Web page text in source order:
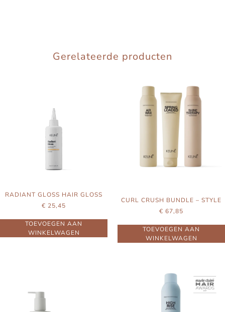
Gerelateerde producten
RADIANT GLOSS HAIR GLOSS
€ 25,45
TOEVOEGEN AAN
WINKELWAGEN
CURL CRUSH BUNDLE – STYLE
€ 67,85
TOEVOEGEN AAN
WINKELWAGEN